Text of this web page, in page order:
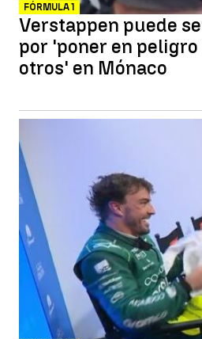
FÓRMULA 1
Verstappen puede
por 'poner en
otros' en Mónaco